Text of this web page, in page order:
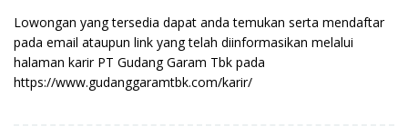
Lowongan yang tersedia dapat anda temukan serta mendaftar
pada email ataupun link yang telah diinformasikan melalui
halaman karir PT Gudang Garam Tbk pada
https://www.gudanggaramtbk.com/karir/